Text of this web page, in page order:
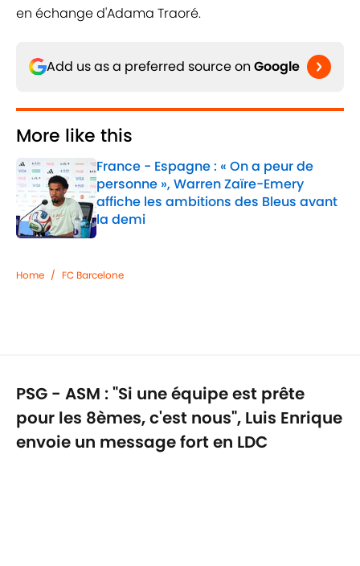
en échange d'Adama Traoré.
Add us as a preferred source on Google
More like this
France - Espagne : « On a peur de
personne », Warren Zaïre-Emery
affiche les ambitions des Bleus avant
la demi
Published by on Invalid Date
Home / FC Barcelone
PSG - ASM : "Si une équipe est prête
pour les 8èmes, c'est nous", Luis Enrique
envoie un message fort en LDC